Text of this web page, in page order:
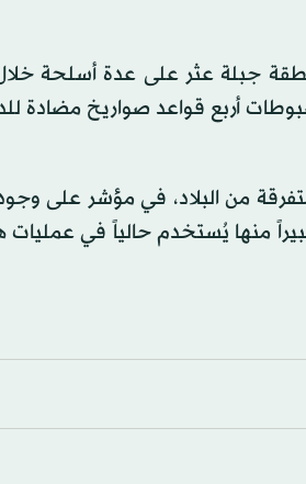
جبلة عثر على عدة أسلحة
أربع قواعد صواريخ مضادة
من البلاد، في مؤشر على
منها يُستخدم حالياً في